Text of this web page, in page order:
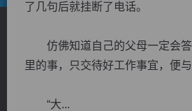
了几句后就挂断了电话。
仿佛知道自己的父母一定会答
里的事，只交待好工作事宜，便与
“大...